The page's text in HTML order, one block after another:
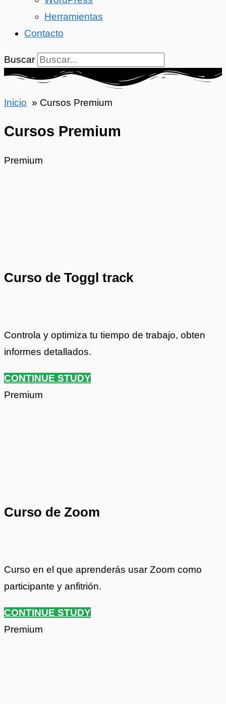
Herramientas
Contacto
Buscar
Inicio Cursos Premium
Cursos Premium
Premium
Curso de Toggl track
Controla y optimiza tu tiempo de trabajo, obten
informes detallados.
CONTINUE STUDY
Premium
Curso de Zoom
Curso en el que aprenderás usar Zoom como
participante y anfitrión.
CONTINUE STUDY
Premium